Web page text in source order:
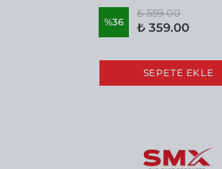
%36
₺ 559.00
₺ 359.00
SEPETE EKLE